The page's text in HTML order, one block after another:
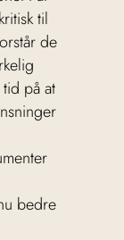
til
de
på at
bedre